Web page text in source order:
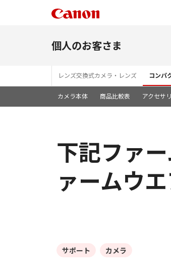
個人のお客さま
レンズ交換式カメラ・レンズ コンパ
カメラ本体 商品比較表 アクセサ
下記ファ
ァームウ
サポート カメラ